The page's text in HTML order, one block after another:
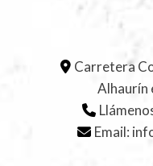
Carretera
Alhaurín
Email: